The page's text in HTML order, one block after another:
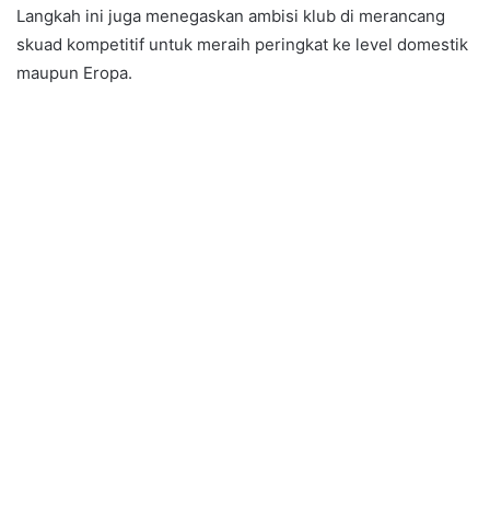
Langkah ini juga menegaskan ambisi klub di merancang
skuad kompetitif untuk meraih peringkat ke level domestik
maupun Eropa.